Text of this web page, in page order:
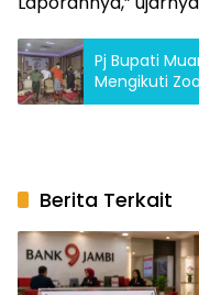
Pj Bupati
Mengikuti
Pancasila
Berita Terkait